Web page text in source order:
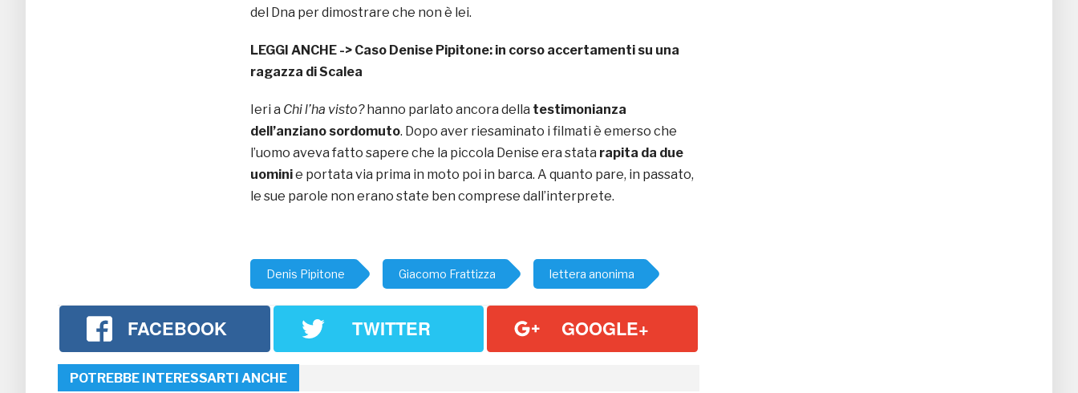
del Dna per dimostrare che non è lei.
LEGGI ANCHE -> Caso Denise Pipitone: in corso accertamenti su una
ragazza di Scalea
Ieri a Chi l’ha visto?hanno parlato ancora della testimonianza
dell’anziano sordomuto. Dopo aver riesaminato i filmati è emerso che
l’uomo aveva fatto sapere che la piccola Denise era stata rapita da due
uominie portata via prima in moto poi in barca. A quanto pare, in passato,
le sue parole non erano state ben comprese dall’interprete.
Denis Pipitone Giacomo Frattizza lettera anonima
FACEBOOK TWITTER GOOGLE+
POTREBBE INTERESSARTI ANCHE